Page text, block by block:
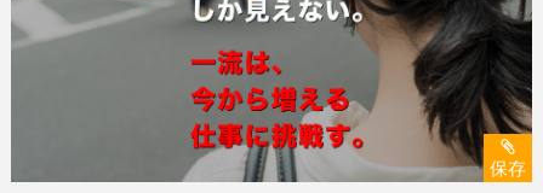
保存